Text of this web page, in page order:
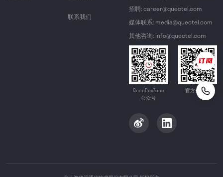
联系我们
招聘: career@quectel.com
媒体联系: media@quectel.com
其他咨询: info@quectel.com
QuecDevZone
公众号
官方公众号